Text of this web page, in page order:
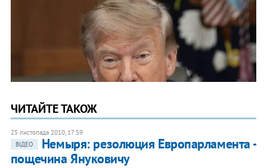
ЧИТАЙТЕ ТАКОЖ
25 листопада 2010, 17:59
ВІДЕО
Немыря: резолюция Европарламента -
пощечина Януковичу